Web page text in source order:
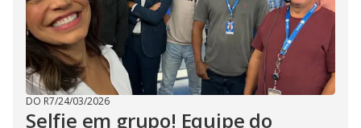
DO R7/24/03/2026
Selfie em grupo! Equipe do